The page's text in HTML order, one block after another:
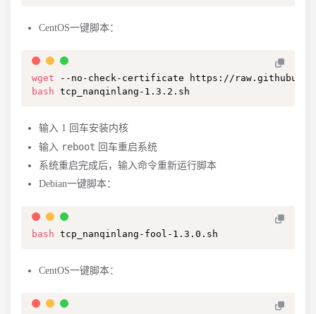
CentOS一键脚本：
wget
bash tcp_nanqinlang-1.3.2.sh
输入 1 回车安装内核
输入 reboot 回车重启系统
系统重启完成后，输入命令重新运行脚本
Debian一键脚本：
bash tcp_nanqinlang-fool-1.3.0.sh
CentOS一键脚本：